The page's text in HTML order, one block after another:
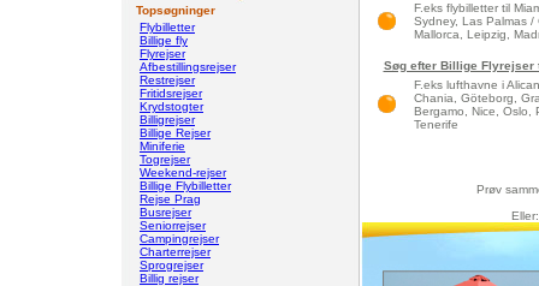
Topsøgninger
Flybilletter
Billige fly
Flyrejser
Afbestillingsrejser
Restrejser
Fritidsrejser
Krydstogter
Billigrejser
Billige Rejser
Miniferie
Togrejser
Weekend-rejser
Billige Flybilletter
Rejse Prag
Busrejser
Seniorrejser
Campingrejser
Charterrejser
Sprogrejser
Billig rejser
F.eks flybilletter til
Sydney, Las Palmas /
Mallorca, Leipzig,
Søg efter Billige Flyrejser
F.eks lufthavne i
Chania, Göteborg,
Bergamo, Nice, Oslo,
Tenerife
Prøv